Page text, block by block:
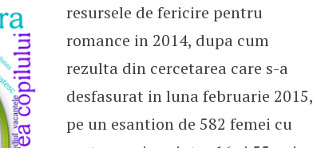
resursele de fericire pentru
romance in 2014, dupa cum
rezulta din cercetarea care s-a
desfasurat in luna februarie 2015,
pe un esantion de 582 femei cu